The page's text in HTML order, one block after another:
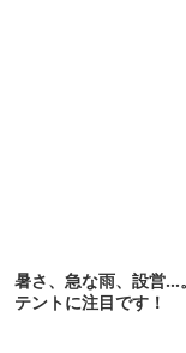
暑さ、急な雨、設営…
テントに注目です！